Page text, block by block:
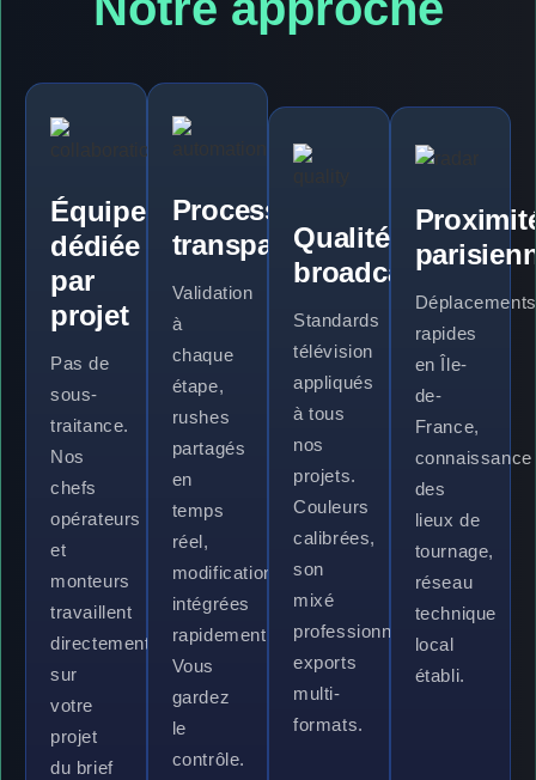
Équipe
dédiée
par
projet
Pas de
sous-
traitance.
Nos
chefs
opérateurs
et
monteurs
travaillent
directement
sur
votre
projet
du brief
Process
transparent
Validation
à
chaque
étape,
rushes
partagés
en
temps
réel,
modifications
intégrées
rapidement.
Vous
gardez
le
contrôle.
Qualité
broadcast
Standards
télévision
appliqués
à tous
nos
projets.
Couleurs
calibrées,
son
mixé
professionnel,
exports
multi-
formats.
Déplacements
rapides
en Île-
de-
France,
connaissance
des
lieux de
tournage,
réseau
technique
local
établi.